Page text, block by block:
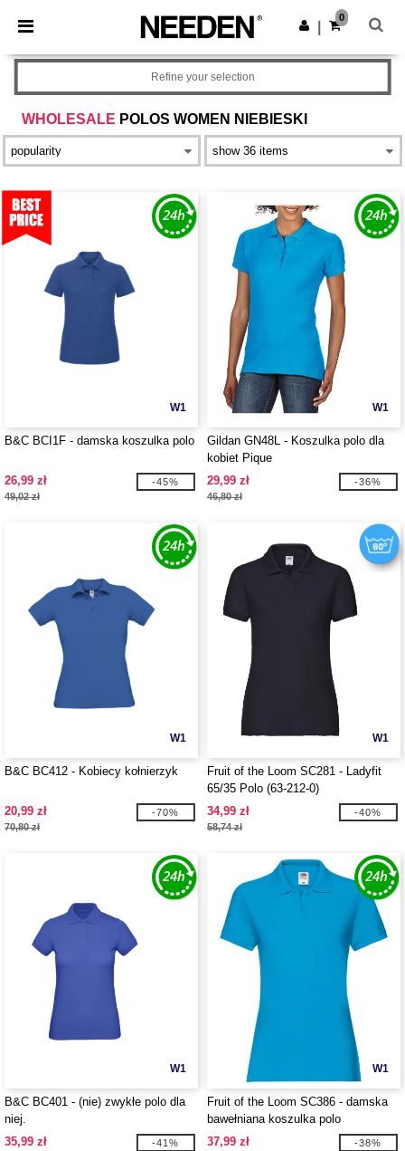
× Aplikacja Needen
Lepsze ceny w aplikacji!
Pobierz app
0
WHOLESALE POLOS WOMEN NIEBIESKI
Refine your selection
W1
B&C BCI1F - damska koszulka polo
26,99 zł
49,02 zł
-45%
W1
Gildan GN48L - Koszulka polo dla
kobiet Pique
29,99 zł
46,80 zł
-36%
W1
B&C BC412 - Kobiecy kołnierzyk
20,99 zł
70,80 zł
-70%
W1
Fruit of the Loom SC281 - Ladyfit
65/35 Polo (63-212-0)
34,99 zł
58,74 zł
-40%
W1
B&C BC401 - (nie) zwykłe polo dla
niej.
35,99 zł
-41%
W1
Fruit of the Loom SC386 - damska
bawełniana koszulka polo
37,99 zł
-38%